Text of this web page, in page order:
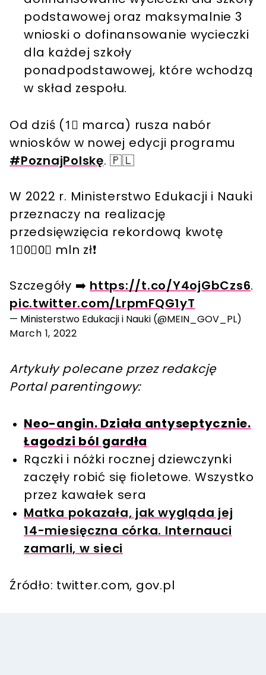
podstawowej oraz maksymalnie 3
wnioski o dofinansowanie wycieczki
dla każdej szkoły
ponadpodstawowej, które wchodzą
w skład zespołu.
Od dziś (1⃣ marca) rusza nabór
wniosków w nowej edycji programu
#PoznajPolskę. 🇵🇱
W 2022 r. Ministerstwo Edukacji i Nauki
przeznaczy na realizację
przedsięwzięcia rekordową kwotę
1⃣0⃣0⃣ mln zł❗️
Szczegóły ➡️ https://t.co/Y4ojGbCzs6.
pic.twitter.com/LrpmFQG1yT
— Ministerstwo Edukacji i Nauki (@MEIN_GOV_PL)
March 1, 2022
Artykuły polecane przez redakcję
Portal parentingowy:
Neo-angin. Działa antyseptycznie.
Łagodzi ból gardła
Rączki i nóżki rocznej dziewczynki
zaczęły robić się fioletowe. Wszystko
przez kawałek sera
Matka pokazała, jak wygląda jej
14-miesięczna córka. Internauci
zamarli, w sieci
Źródło: twitter.com, gov.pl